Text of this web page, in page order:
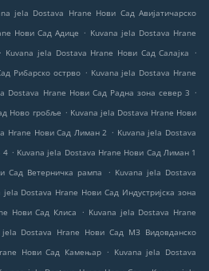
jela Dostava Hrane Нови Сад Авијатичарско
Нови Сад Адице . Kuvana jela Dostava Hrane
. Kuvana jela Dostava Hrane Нови Сад Салајка
.
Рибарско острво . Kuvana jela Dostava Hrane
Dostava Hrane Нови Сад Радна зона север 3 .
Ново гробље . Kuvana jela Dostava Hrane Нови
Hrane Нови Сад Лиман 2 . Kuvana jela Dostava
4 . Kuvana jela Dostava Hrane Нови Сад Лиман 1
Сад Ветерничка рампа . Kuvana jela Dostava
jela Dostava Hrane Нови Сад Индустријска зона
Нови Сад Клиса . Kuvana jela Dostava Hrane
jela Dostava Hrane Нови Сад МЗ Видовданско
Нови Сад Камењар . Kuvana jela Dostava